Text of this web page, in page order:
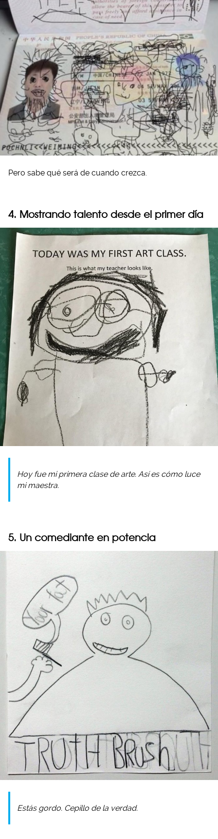
Pero sabe qué será de cuando crezca.
4. Mostrando talento desde el primer día
Hoy fue mi primera clase de arte. Así es cómo luce
mi maestra.
5. Un comediante en potencia
Estás gordo. Cepillo de la verdad.